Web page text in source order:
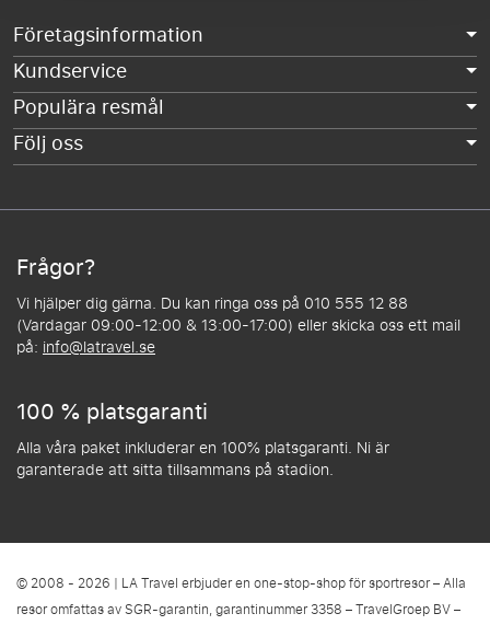
Företagsinformation
Kundservice
Populära resmål
Följ oss
Frågor?
Vi hjälper dig gärna. Du kan ringa oss på 010 555 12 88
(Vardagar 09:00-12:00 & 13:00-17:00) eller skicka oss ett mail
på: info@latravel.se
100 % platsgaranti
Alla våra paket inkluderar en 100% platsgaranti. Ni är
garanterade att sitta tillsammans på stadion.
© 2008 - 2026 | LA Travel erbjuder en one-stop-shop för sportresor – Alla
resor omfattas av SGR-garantin, garantinummer 3358 – TravelGroep BV –